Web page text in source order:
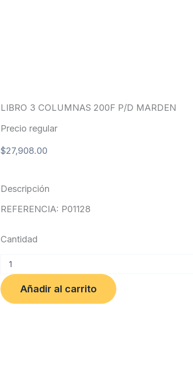
LIBRO 3 COLUMNAS 200F P/D MARDEN
Precio regular
$27,908.00
Descripción
REFERENCIA: P01128
Cantidad
COLUMNAS
200F
P/D
Añadir al carrito